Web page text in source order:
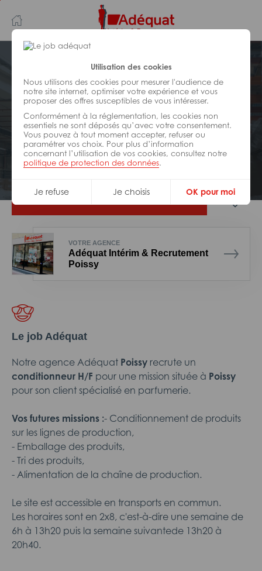
Utilisation des cookies
Nous utilisons des cookies pour mesurer l'audience de
notre site internet, optimiser votre expérience et vous
proposer des offres susceptibles de vous intéresser.
Conformément à la réglementation, les cookies non
essentiels ne sont déposés qu’avec votre consentement.
Vous pouvez à tout moment accepter, refuser ou
paramétrer vos choix. Pour plus d’information
concernant l’utilisation de vos cookies, consultez notre
politique de protection des données.
Je refuse Je choisis OK pour moi
au
contenu
principal
navigation
LOGISTIQUE
Réf : 098-302817
Conditionneur H/F
Interim Poissy
VOTRE AGENCE
Adéquat Intérim & Recrutement
Poissy
Le job Adéquat
Notre agence Adéquat Poissy recrute un
conditionneur H/F pour une mission située à Poissy
pour son client spécialisé en parfumerie.
Vos futures missions :- Conditionnement de produits
sur les lignes de production,
- Emballage des produits,
- Tri des produits,
- Alimentation de la chaîne de production.
Le site est accessible en transports en commun.
Les horaires sont en 2x8, c'est-à-dire une semaine de
6h à 13h20 puis la semaine suivantede 13h20 à
20h40.